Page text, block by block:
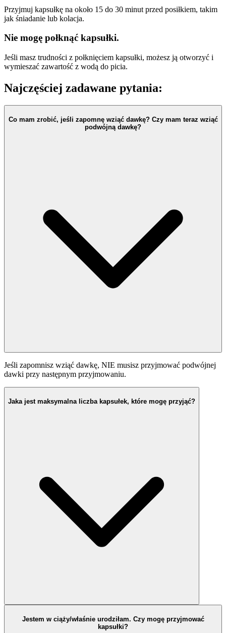
Przyjmuj kapsułkę na około 15 do 30 minut przed posiłkiem, takim
jak śniadanie lub kolacja.
Nie mogę połknąć kapsułki.
Jeśli masz trudności z połknięciem kapsułki, możesz ją otworzyć i
wymieszać zawartość z wodą do picia.
Najczęściej zadawane pytania:
Co mam zrobić, jeśli zapomnę wziąć dawkę? Czy mam teraz wziąć
podwójną dawkę?
Jeśli zapomnisz wziąć dawkę, NIE musisz przyjmować podwójnej
dawki przy następnym przyjmowaniu.
Jaka jest maksymalna liczba kapsułek, które mogę przyjąć?
Jestem w ciąży/właśnie urodziłam. Czy mogę przyjmować
kapsułki?